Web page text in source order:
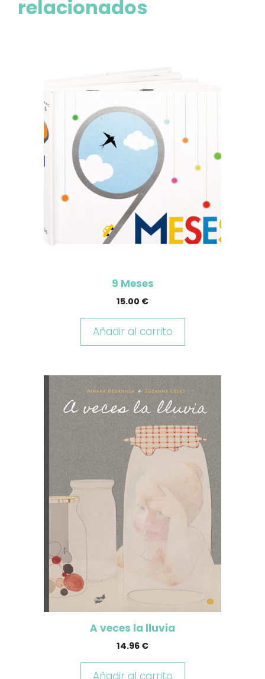
relacionados
9 Meses
15.00 €
Añadir al carrito
A veces la lluvia
14.96 €
Añadir al carrito